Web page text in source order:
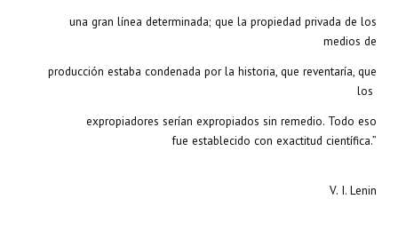
una gran línea determinada; que la propiedad privada de los
medios de
producción estaba condenada por la historia, que reventaría, que
los
expropiadores serían expropiados sin remedio. Todo eso
fue establecido con exactitud científica.”
V. I. Lenin